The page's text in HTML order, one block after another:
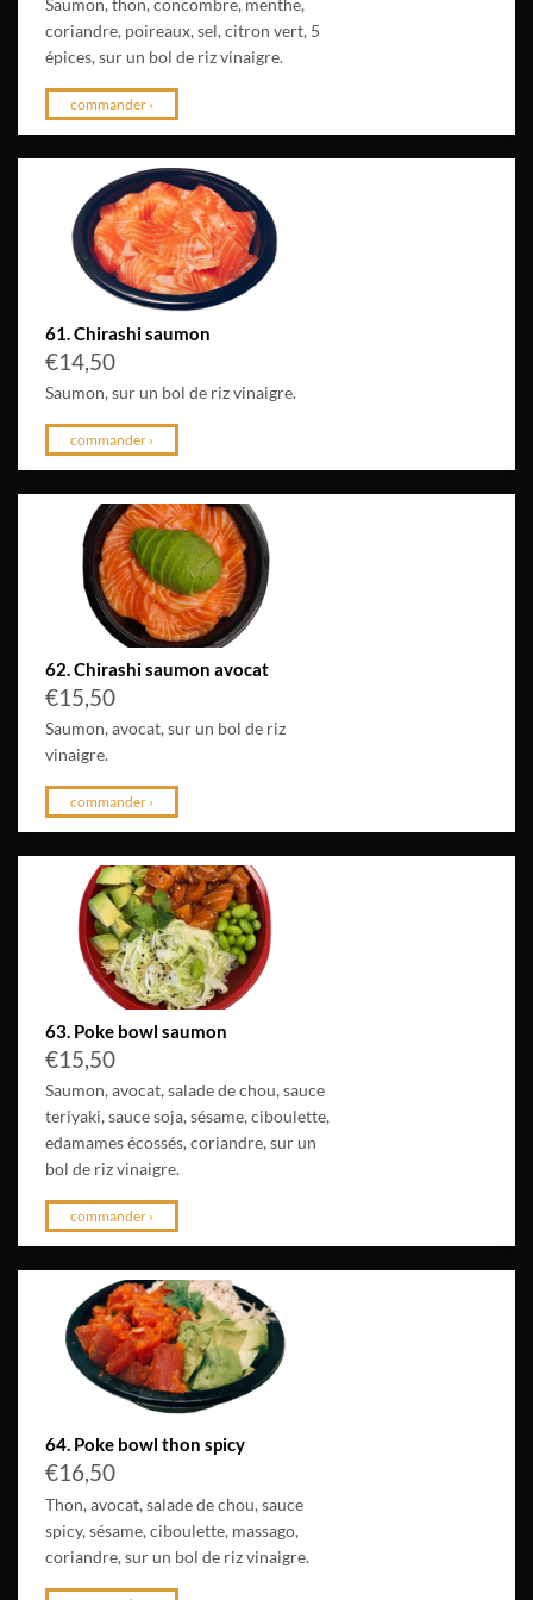
Saumon, thon, concombre, menthe,
coriandre, poireaux, sel, citron vert, 5
épices, sur un bol de riz vinaigre.
commander ›
61. Chirashi saumon
€14,50
Saumon, sur un bol de riz vinaigre.
commander ›
62. Chirashi saumon avocat
€15,50
Saumon, avocat, sur un bol de riz
vinaigre.
commander ›
63. Poke bowl saumon
€15,50
Saumon, avocat, salade de chou, sauce
teriyaki, sauce soja, sésame, ciboulette,
edamames écossés, coriandre, sur un
bol de riz vinaigre.
commander ›
64. Poke bowl thon spicy
€16,50
Thon, avocat, salade de chou, sauce
spicy, sésame, ciboulette, massago,
coriandre, sur un bol de riz vinaigre.